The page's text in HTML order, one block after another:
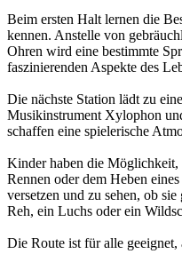
Beim ersten Halt lernen die
kennen. Anstelle von
Ohren wird eine bestimmte
faszinierenden Aspekte des
Die nächste Station lädt zu
Musikinstrument Xylophon
schaffen eine spielerische
Kinder haben die
Rennen oder dem Heben
versetzen und zu sehen, ob
Reh, ein Luchs oder ein
Die Route ist für alle